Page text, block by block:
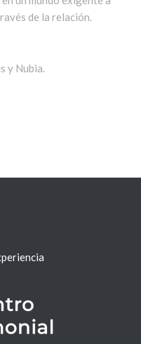
de la relación.
y Nubia.